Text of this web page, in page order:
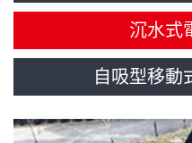
沉水式
自吸型移動